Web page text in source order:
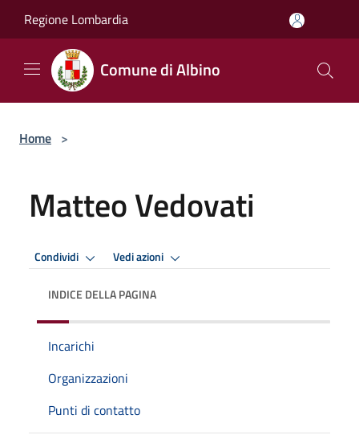
Regione Lombardia
Comune di Albino
Home >
Matteo Vedovati
Condividi Vedi azioni
INDICE DELLA PAGINA
Incarichi
Organizzazioni
Punti di contatto